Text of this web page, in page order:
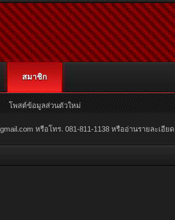
หรือโทร. 081-811-1138 หรืออ่านรายละเอีย
สมาชิก
โพสต์ข้อมูลส่วนตัวใหม่